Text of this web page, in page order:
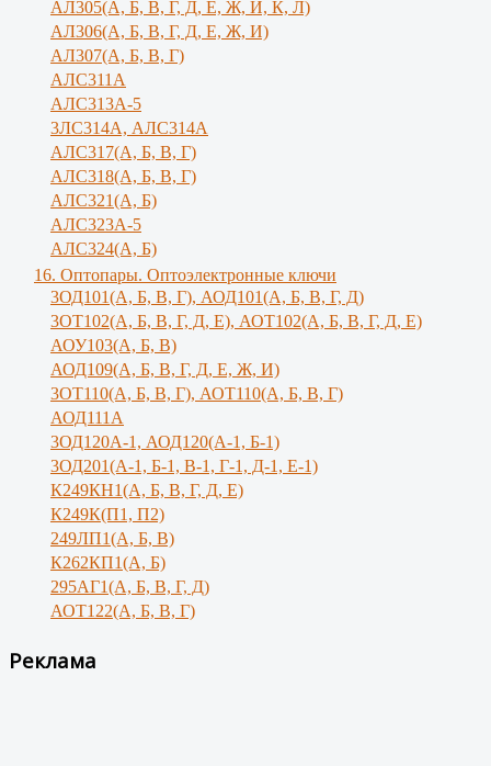
АЛ305(А, Б, В, Г, Д, Е, Ж, И, К, Л)
AЛ306(A, Б, В, Г, Д, Е, Ж, И)
AЛ307(A, Б, В, Г)
АЛС311А
АЛС313А-5
3ЛС314А, АЛС314А
АЛС317(А, Б, В, Г)
АЛС318(А, Б, В, Г)
АЛС321(А, Б)
АЛС323А-5
АЛС324(А, Б)
16. Оптопары. Оптоэлектронные ключи
3ОД101(А, Б, В, Г), АОД101(А, Б, В, Г, Д)
3ОТ102(А, Б, В, Г, Д, Е), АОТ102(А, Б, В, Г, Д, Е)
АОУ103(А, Б, В)
АОД109(А, Б, В, Г, Д, Е, Ж, И)
3ОТ110(А, Б, В, Г), АОТ110(А, Б, В, Г)
АОД111А
3ОД120А-1, АОД120(А-1, Б-1)
3ОД201(А-1, Б-1, В-1, Г-1, Д-1, Е-1)
К249КН1(А, Б, В, Г, Д, Е)
К249К(П1, П2)
249ЛП1(А, Б, В)
К262КП1(А, Б)
295АГ1(А, Б, В, Г, Д)
АОТ122(А, Б, В, Г)
Реклама